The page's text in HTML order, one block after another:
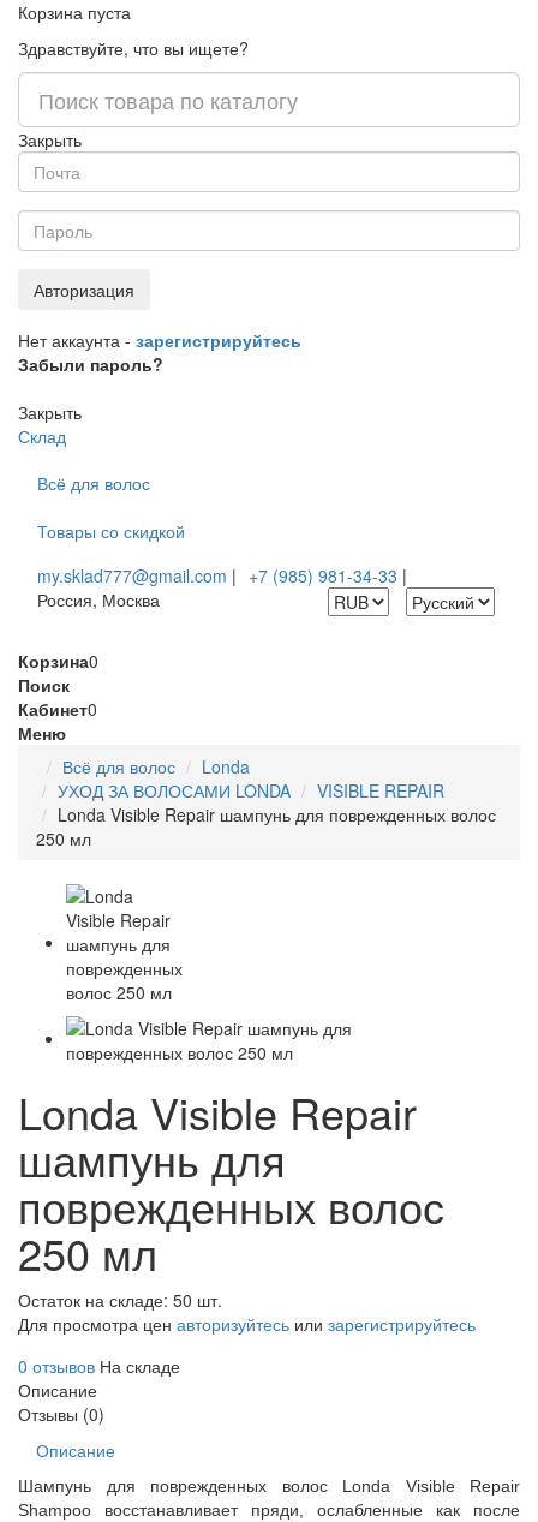
Корзина пуста
Здравствуйте, что вы ищете?
Закрыть
Авторизация
Нет аккаунта - зарегистрируйтесь
Забыли пароль?
Закрыть
Склад
Всё для волос
Товары со скидкой
my.sklad777@gmail.com | +7 (985) 981-34-33 |
Россия, Москва
Корзина0
Поиск
Кабинет0
Меню
Всё для волос
Londa
УХОД ЗА ВОЛОСАМИ LONDA
VISIBLE REPAIR
Londa Visible Repair шампунь для поврежденных волос
250 мл
Londa Visible Repair
шампунь для
поврежденных волос
250 мл
Остаток на складе: 50 шт.
Для просмотра цен авторизуйтесь или зарегистрируйтесь
0 отзывов На складе
Описание
Отзывы (0)
Описание
Шампунь для поврежденных волос Londa Visible Repair
Shampoo восстанавливает пряди, ослабленные как после